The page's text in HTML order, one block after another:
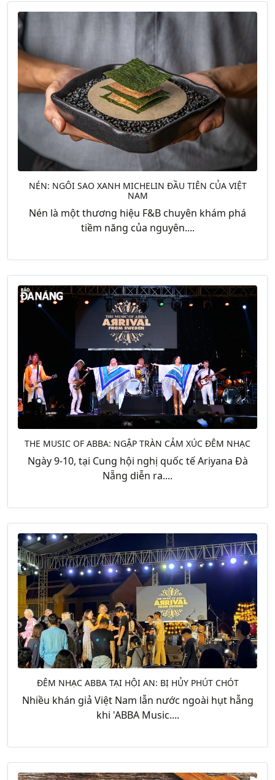
NÉN: NGÔI SAO XANH MICHELIN ĐẦU TIÊN CỦA VIỆT
NAM
Nén là một thương hiệu F&B chuyên khám phá
tiềm năng của nguyên....
THE MUSIC OF ABBA: NGẬP TRÀN CẢM XÚC ĐÊM NHẠC
Ngày 9-10, tại Cung hội nghị quốc tế Ariyana Đà
Nẵng diễn ra....
ĐÊM NHẠC ABBA TẠI HỘI AN: BỊ HỦY PHÚT CHÓT
Nhiều khán giả Việt Nam lẫn nước ngoài hụt hẫng
khi 'ABBA Music....